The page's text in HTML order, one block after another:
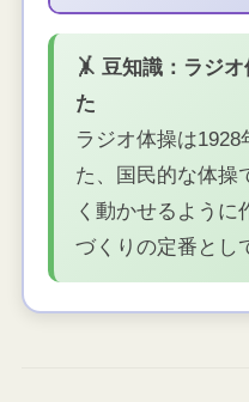
🤸 豆知識：ラジ
た
ラジオ体操は
た、国民的な体操
く動かせるように
づくりの定番とし